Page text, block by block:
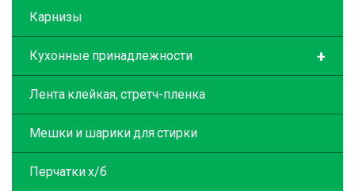
Карнизы
+
Кухонные принадлежности
Лента клейкая, стретч-пленка
Мешки и шарики для стирки
Перчатки х/б